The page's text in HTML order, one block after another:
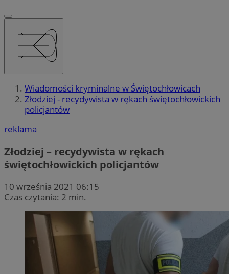
Wiadomości kryminalne w Świętochłowicach
Złodziej - recydywista w rękach świętochłowickich
policjantów
reklama
Złodziej – recydywista w rękach
świętochłowickich policjantów
10 września 2021 06:15
Czas czytania: 2 min.